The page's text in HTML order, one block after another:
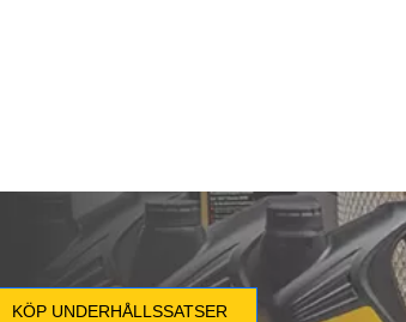
KÖP UNDERHÅLLSSATSER